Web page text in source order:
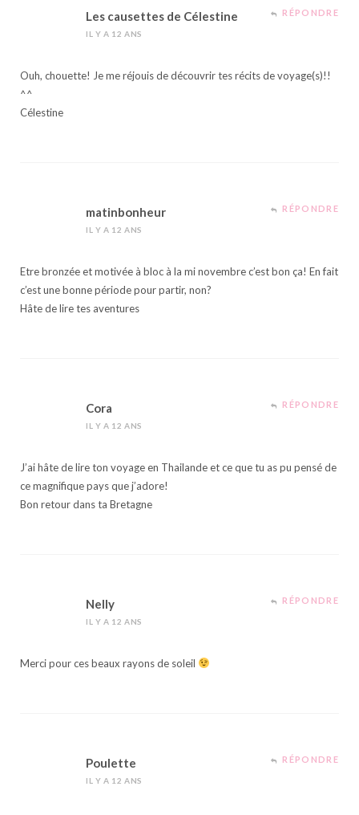
Les causettes de Célestine
IL Y A 12 ANS
RÉPONDRE
Ouh, chouette! Je me réjouis de découvrir tes récits de voyage(s)!!
^^
Célestine
matinbonheur
IL Y A 12 ANS
RÉPONDRE
Etre bronzée et motivée à bloc à la mi novembre c’est bon ça! En fait
c’est une bonne période pour partir, non?
Hâte de lire tes aventures
Cora
IL Y A 12 ANS
RÉPONDRE
J’ai hâte de lire ton voyage en Thailande et ce que tu as pu pensé de
ce magnifique pays que j’adore!
Bon retour dans ta Bretagne
Nelly
IL Y A 12 ANS
RÉPONDRE
Merci pour ces beaux rayons de soleil
Poulette
IL Y A 12 ANS
RÉPONDRE